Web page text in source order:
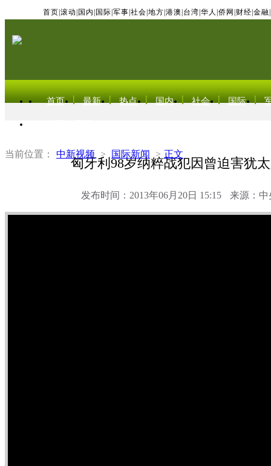
首页 滚动 国内 国际 军事 社会 地方 港澳 台湾 华人 侨网 财经 金融
首页 最新 热点 国内 社会 国际
当前位置： 中新视频 > 国际新闻 > 正文
匈牙利98岁纳粹战犯因曾迫害犹
发布时间：2013年06月20日 15:15 来源：中